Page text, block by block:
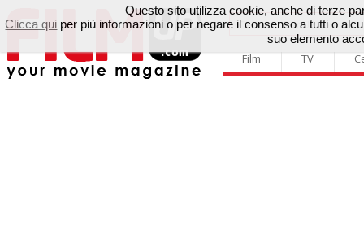
Film TV
Questo sito utilizza cookie, anche di terze
Clicca qui per più informazioni o per negare il consenso a tutti o
suo elemento